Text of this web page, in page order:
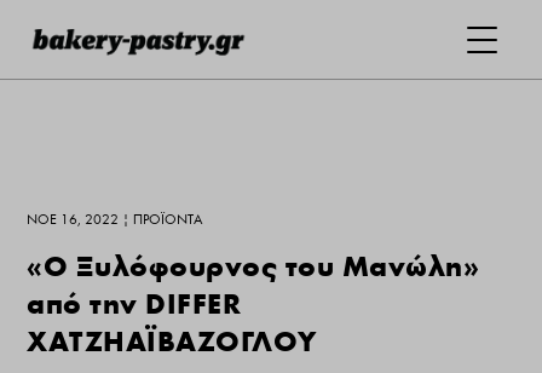
ΝΟΈ 16, 2022 |ΠΡΟΪΌΝΤΑ
«Ο Ξυλόφουρνος του Μανώλη»
από την DIFFER
ΧΑΤΖΗΑΪΒΑΖΟΓΛΟΥ